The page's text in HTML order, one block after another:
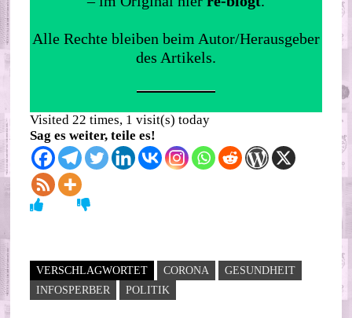
Alle Rechte bleiben beim Autor/Herausgeber
des Artikels.
Visited 22 times, 1 visit(s) today
Sag es weiter, teile es!
VERSCHLAGWORTET CORONA
GESUNDHEIT
INFOSPERBER
POLITIK